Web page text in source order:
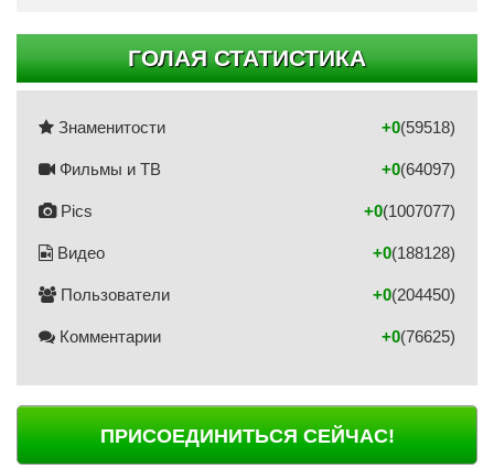
ГОЛАЯ СТАТИСТИКА
Знаменитости (59518)
+0
Фильмы и ТВ (64097)
+0
Pics (1007077)
+0
Видео (188128)
+0
Пользователи (204450)
+0
Комментарии (76625)
+0
ПРИСОЕДИНИТЬСЯ СЕЙЧАС!